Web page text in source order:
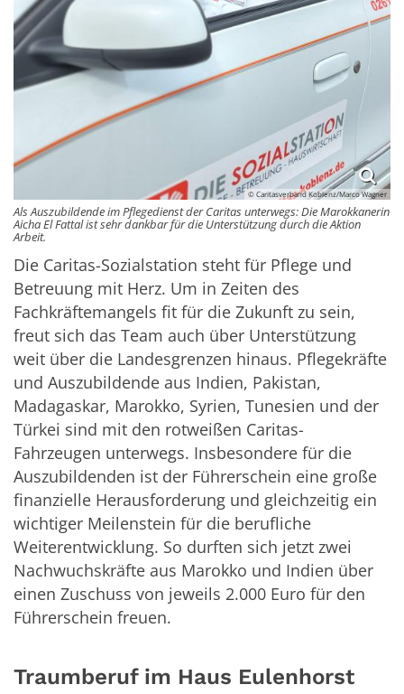
© Caritasverband Koblenz/Marco Wagner
Als Auszubildende im Pflegedienst der Caritas unterwegs: Die Marokkanerin
Aicha El Fattal ist sehr dankbar für die Unterstützung durch die Aktion
Arbeit.
Die Caritas-Sozialstation steht für Pflege und
Betreuung mit Herz. Um in Zeiten des
Fachkräftemangels fit für die Zukunft zu sein,
freut sich das Team auch über Unterstützung
weit über die Landesgrenzen hinaus. Pflegekräfte
und Auszubildende aus Indien, Pakistan,
Madagaskar, Marokko, Syrien, Tunesien und der
Türkei sind mit den rotweißen Caritas-
Fahrzeugen unterwegs. Insbesondere für die
Auszubildenden ist der Führerschein eine große
finanzielle Herausforderung und gleichzeitig ein
wichtiger Meilenstein für die berufliche
Weiterentwicklung. So durften sich jetzt zwei
Nachwuchskräfte aus Marokko und Indien über
einen Zuschuss von jeweils 2.000 Euro für den
Führerschein freuen.
Traumberuf im Haus Eulenhorst